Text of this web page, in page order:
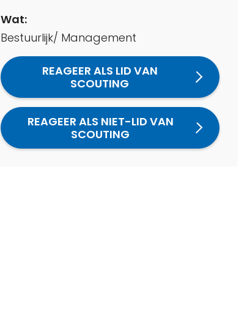
Wat:
Bestuurlijk/ Management
REAGEER ALS LID VAN
SCOUTING
REAGEER ALS NIET-LID VAN
SCOUTING